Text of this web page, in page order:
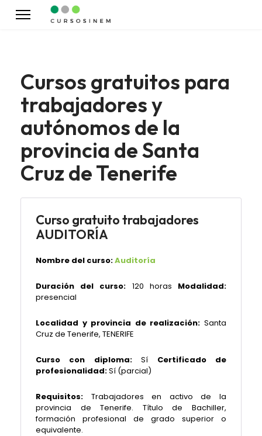
Cursos gratuitos para
trabajadores y
autónomos de la
provincia de Santa
Cruz de Tenerife
Curso gratuito trabajadores
AUDITORÍA
Nombre del curso:Auditoría
Duración del curso: 120 horas Modalidad:
presencial
Localidad y provincia de realización: Santa
Cruz de Tenerife, TENERIFE
Curso con diploma:Sí Certificado de
profesionalidad:Sí (parcial)
Requisitos: Trabajadores en activo de la
provincia de Tenerife. Título de Bachiller,
formación profesional de grado superior o
equivalente.